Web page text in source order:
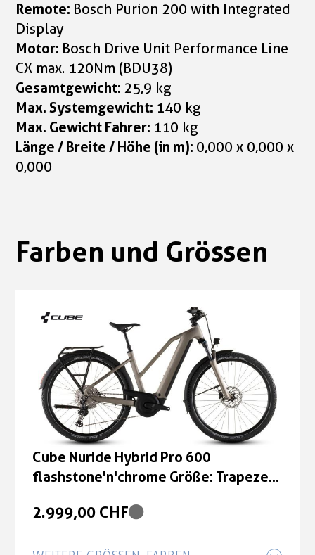
Remote: Bosch Purion 200 with Integrated
Display
Motor: Bosch Drive Unit Performance Line
CX max. 120Nm (BDU38)
Gesamtgewicht: 25,9 kg
Max. Systemgewicht: 140 kg
Max. Gewicht Fahrer: 110 kg
Länge / Breite / Höhe (in m): 0,000 x 0,000 x
0,000
Farben und Grössen
Cube Nuride Hybrid Pro 600
flashstone'n'chrome Größe: Trapeze
2.999,00 CHF